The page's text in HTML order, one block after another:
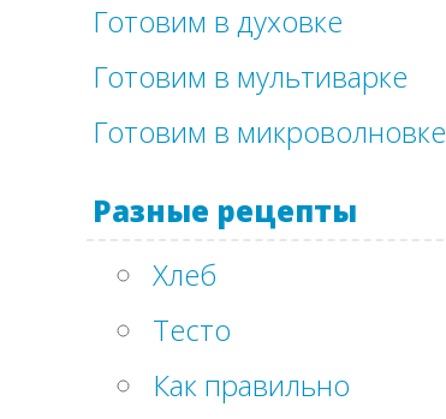
Готовим в духовке
Готовим в мультиварке
Готовим в микроволновке
Разные рецепты
Хлеб
Тесто
Как правильно